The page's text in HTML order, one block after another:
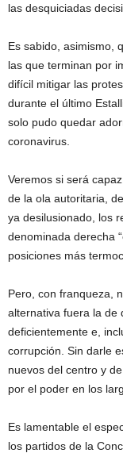
las desquiciadas
Es sabido, asimismo,
las que terminan por
difícil mitigar las
durante el último
solo pudo quedar
coronavirus.
Veremos si será
de la ola autoritaria,
ya desilusionado, los
denominada derecha
posiciones más
Pero, con franqueza,
alternativa fuera la de
deficientemente e,
corrupción. Sin darle
nuevos del centro y
por el poder en los
Es lamentable el
los partidos de la